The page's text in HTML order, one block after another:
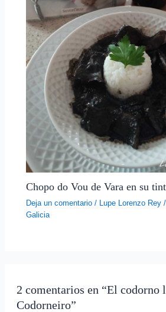
Chopo do Vou de Vara en su
Deja un comentario / Lupe Lorenzo Rey
Galicia
2 comentarios en “El codorno
Codorneiro”